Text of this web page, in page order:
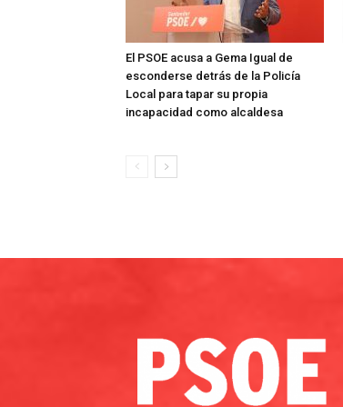
El PSOE acusa a Gema Igual de
esconderse detrás de la Policía
Local para tapar su propia
incapacidad como alcaldesa